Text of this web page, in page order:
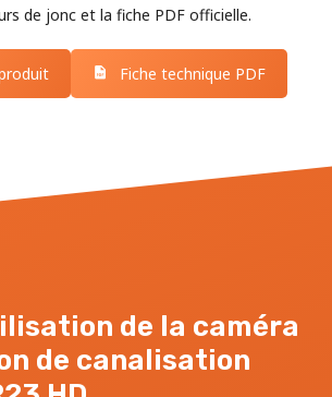
de jonc et la fiche PDF officielle.
Fiche technique PDF
de la caméra
de canalisation